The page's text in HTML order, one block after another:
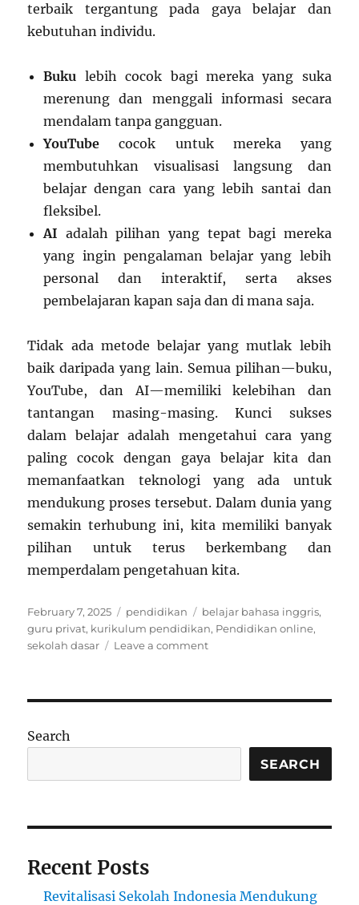
terbaik tergantung pada gaya belajar dan
kebutuhan individu.
Buku lebih cocok bagi mereka yang suka
merenung dan menggali informasi secara
mendalam tanpa gangguan.
YouTube cocok untuk mereka yang
membutuhkan visualisasi langsung dan
belajar dengan cara yang lebih santai dan
fleksibel.
AI adalah pilihan yang tepat bagi mereka
yang ingin pengalaman belajar yang lebih
personal dan interaktif, serta akses
pembelajaran kapan saja dan di mana saja.
Tidak ada metode belajar yang mutlak lebih
baik daripada yang lain. Semua pilihan—buku,
YouTube, dan AI—memiliki kelebihan dan
tantangan masing-masing. Kunci sukses
dalam belajar adalah mengetahui cara yang
paling cocok dengan gaya belajar kita dan
memanfaatkan teknologi yang ada untuk
mendukung proses tersebut. Dalam dunia yang
semakin terhubung ini, kita memiliki banyak
pilihan untuk terus berkembang dan
memperdalam pengetahuan kita.
Posted
on
February 7, 2025 Categories
pendidikan Tags
belajar bahasa inggris,
guru privat, kurikulum pendidikan, Pendidikan online,
sekolah dasar
Leave a commenton
di
Pilihan
Search
SEARCH
Recent Posts
Revitalisasi Sekolah Indonesia Mendukung